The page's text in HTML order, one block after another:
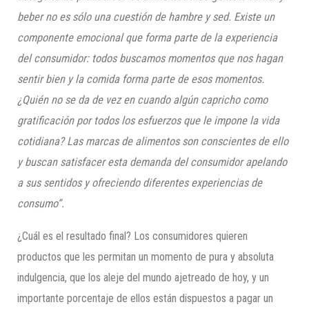
beber no es sólo una cuestión de hambre y sed. Existe un
componente emocional que forma parte de la experiencia
del consumidor: todos buscamos momentos que nos hagan
sentir bien y la comida forma parte de esos momentos.
¿Quién no se da de vez en cuando algún capricho como
gratificación por todos los esfuerzos que le impone la vida
cotidiana? Las marcas de alimentos son conscientes de ello
y buscan satisfacer esta demanda del consumidor apelando
a sus sentidos y ofreciendo diferentes experiencias de
consumo”.
¿Cuál es el resultado final? Los consumidores quieren
productos que les permitan un momento de pura y absoluta
indulgencia, que los aleje del mundo ajetreado de hoy, y un
importante porcentaje de ellos están dispuestos a pagar un